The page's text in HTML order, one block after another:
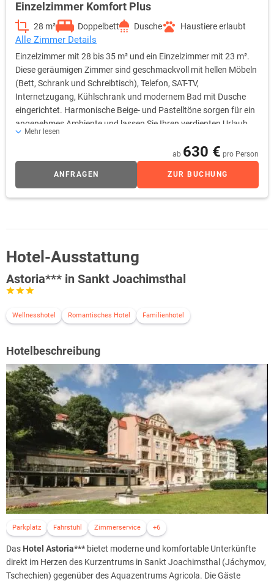
Einzelzimmer Komfort Plus
28 m² Doppelbett Dusche Haustiere erlaubt
Alle Zimmer Details
Einzelzimmer mit 28 bis 35 m² und ein Einzelzimmer mit 23 m².
Diese geräumigen Zimmer sind geschmackvoll mit hellen Möbeln
(Bett, Schrank und Schreibtisch), Telefon, SAT-TV,
Internetzugang, Kühlschrank und modernem Bad mit Dusche
eingerichtet. Harmonische Beige- und Pastelltöne sorgen für ein
angenehmes Ambiente und lassen Sie Ihren verdienten Urlaub
genießen.
Mehr lesen
ab 630 € pro Person
ANFRAGEN ZUR BUCHUNG
Hotel-Ausstattung
Astoria*** in Sankt Joachimsthal
Wellnesshotel Romantisches Hotel Familienhotel
Hotelbeschreibung
Parkplatz Fahrstuhl Zimmerservice +6
Das Hotel Astoria*** bietet moderne und komfortable Unterkünfte
direkt im Herzen des Kurzentrums in Sankt Joachimsthal (Jáchymov,
Tschechien) gegenüber des Aquazentrums Agricola. Die Gäste